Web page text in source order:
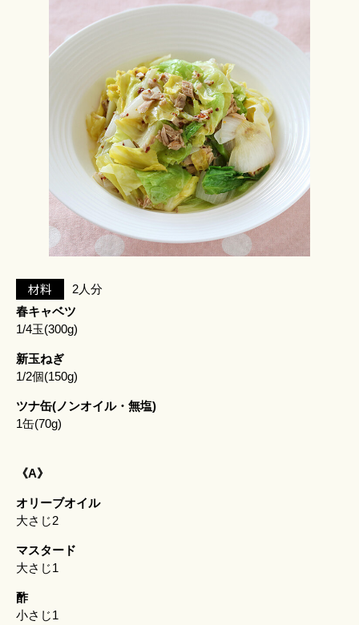
材料
2人分
春キャベツ
1/4玉(300g)
新玉ねぎ
1/2個(150g)
ツナ缶(ノンオイル・無塩)
1缶(70g)
《A》
オリーブオイル
大さじ2
マスタード
大さじ1
酢
小さじ1